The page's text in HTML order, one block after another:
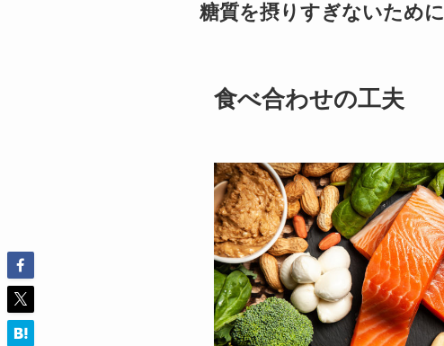
糖質を摂りすぎないために
食べ合わせの工夫